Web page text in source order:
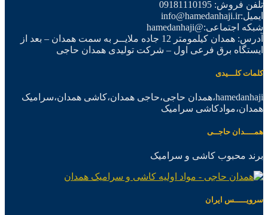
تلفن فروش: 09181110195
ایمیل:info@hamedanhaji.ir
شبکه اجتماعی:@hamedanhaji
آدرس: همدان کیلمومتر 12 جاده ملایــر به سمت همدان – بعد از
ایستگاه برق فرعی اول – شرکت تولیدی همدان حاجی
کلمات کلـــیدی
hamedanhaji،همدان حاجی،حاجی همدان،کاشی همدان،سرامیک
همدان،موادکاشی سرامیک
همــــدان حاجــی
برند محبوب کاشی و سرامیک
سرویـــــس ایران